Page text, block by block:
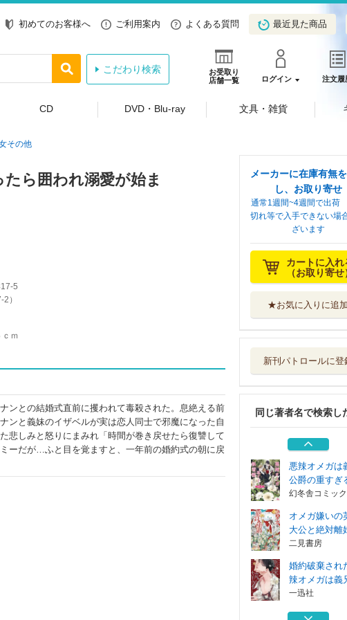
初めてのお客様へ ご利用案内 よくある質問 最近見た商品
お受取り
店舗一覧
ログイン 注文履
こだわり検索
CD DVD・Blu-ray 文具・雑貨
その他
ら囲われ溺愛が始ま
5
2 ）
ｍ
ンとの結婚式直前に攫われて毒殺された。息絶える前
ンと義妹のイザベルが実は恋人同士で邪魔になった自
悲しみと怒りにまみれ「時間が巻き戻せたら復讐して
ーだが…ふと目を覚ますと、一年前の婚約式の朝に戻
メーカーに在庫有無
し、お取り寄せ
通常1週間~4週間で出
切れ等で入手できない場
ざいます
カートに入れ
（お取り寄せ
★お気に入りに追加
新刊パトロールに登
同じ著者名で検索し
オメガ嫌いの
大公と絶対離
婚約破棄され
一迅社
勇者になりた
た側妃、本物
幻冬舎コミック
悪辣オメガは
公爵の重すぎ
幻冬舎コミッ
オメガ嫌いの
大公と絶対離
二見書房
婚約破棄され
辣オメガは義
一迅社
勇者になりた